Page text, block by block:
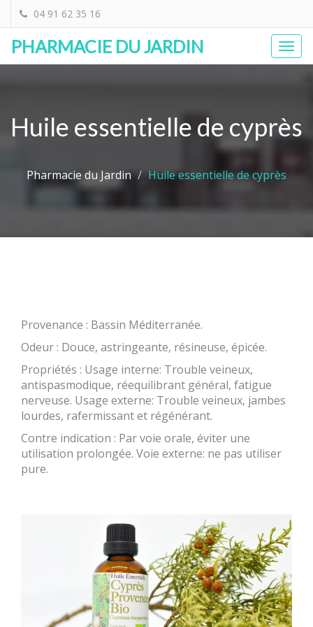
04 91 62 35 16
PHARMACIE DU JARDIN
Huile essentielle de cyprès
Pharmacie du Jardin Huile essentielle de cyprès
Provenance : Bassin Méditerranée.
Odeur : Douce, astringeante, résineuse, épicée.
Propriétés : Usage interne: Trouble veineux,
antispasmodique, réequilibrant général, fatigue
nerveuse. Usage externe: Trouble veineux, jambes
lourdes, rafermissant et régénérant.
Contre indication : Par voie orale, éviter une
utilisation prolongée. Voie externe: ne pas utiliser
pure.